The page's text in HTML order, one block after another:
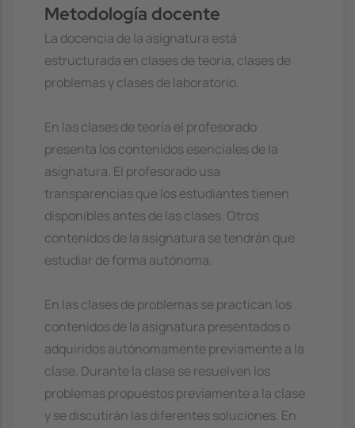
Metodología docente
La docencia de la asignatura está
estructurada en clases de teoría, clases de
problemas y clases de laboratorio.
En las clases de teoría el profesorado
presenta los contenidos esenciales de la
asignatura. El profesorado usa
transparencias que los estudiantes tienen
disponibles antes de las clases. Otros
contenidos de la asignatura se tendrán que
estudiar de forma autónoma.
En las clases de problemas se practican los
contenidos de la asignatura presentados o
adquiridos autónomamente previamente a la
clase. Durante la clase se resuelven los
problemas propuestos previamente a la clase
y se discutirán las diferentes soluciones. En